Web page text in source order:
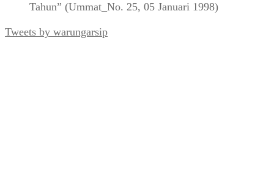
Tahun” (Ummat_No. 25, 05 Januari 1998)
Tweets by warungarsip